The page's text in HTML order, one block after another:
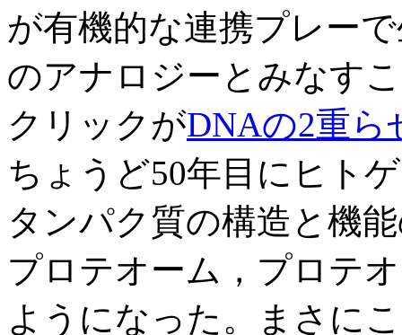
が有機的な連携プレー
のアナロジーとみなす
クリックがDNAの2重ら
ちょうど50年目にヒト
タンパク質の構造と機
プロテオーム，プロテ
ようになった。まさに